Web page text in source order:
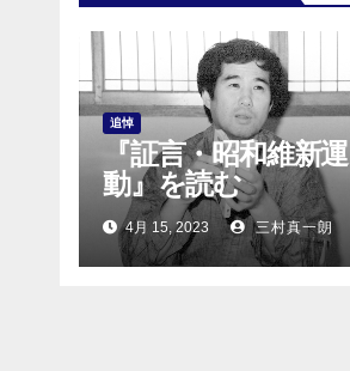
シ
ョ
ン
追悼
『証言・昭和維新運
動』を読む
4月 15, 2023 三村真一朗